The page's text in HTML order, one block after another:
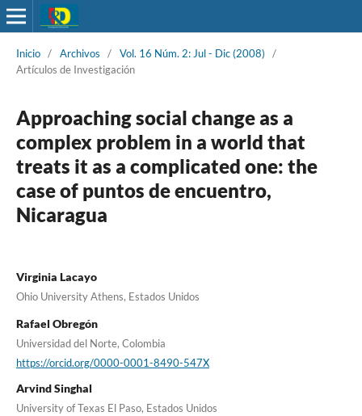
Inicio / Archivos / Vol. 16 Núm. 2: Jul - Dic (2008)
/
Artículos de Investigación
Approaching social change as a
complex problem in a world that
treats it as a complicated one: the
case of puntos de encuentro,
Nicaragua
Virginia Lacayo
Ohio University Athens, Estados Unidos
Rafael Obregón
Universidad del Norte, Colombia
https://orcid.org/0000-0001-8490-547X
Arvind Singhal
University of Texas El Paso, Estados Unidos